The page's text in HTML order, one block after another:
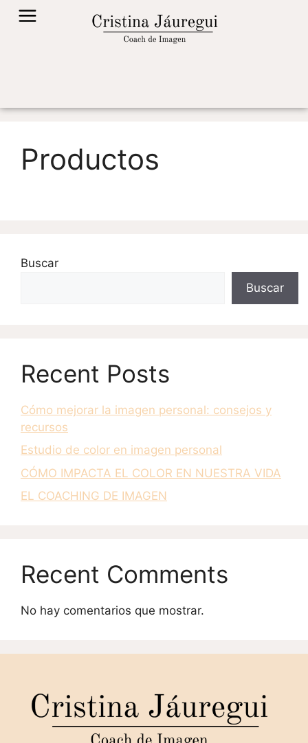
Productos
Buscar
Buscar
Recent Posts
Cómo mejorar la imagen personal: consejos y
recursos
Estudio de color en imagen personal
CÓMO IMPACTA EL COLOR EN NUESTRA VIDA
EL COACHING DE IMAGEN
Recent Comments
No hay comentarios que mostrar.